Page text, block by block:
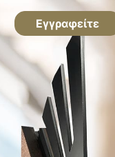
Εγγραφείτε